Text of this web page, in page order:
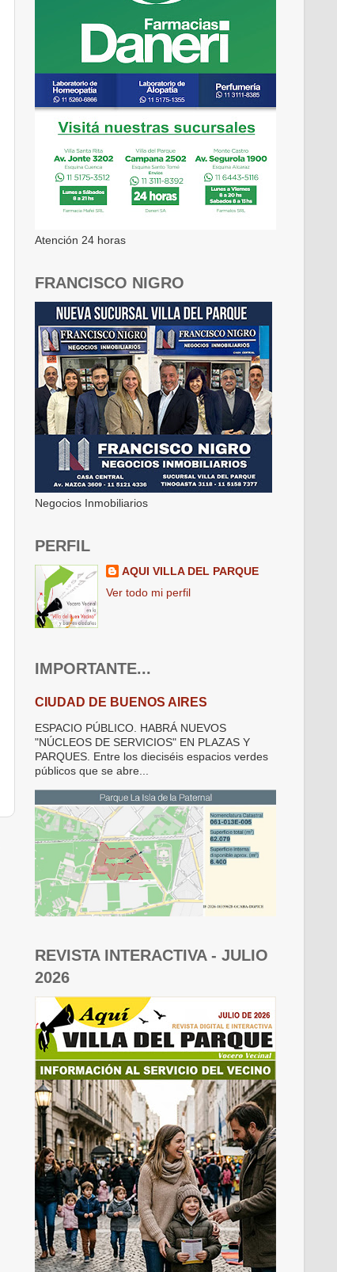
Atención 24 horas
FRANCISCO NIGRO
Negocios Inmobiliarios
PERFIL
AQUI VILLA DEL PARQUE
Ver todo mi perfil
IMPORTANTE...
CIUDAD DE BUENOS AIRES
ESPACIO PÚBLICO. HABRÁ NUEVOS
"NÚCLEOS DE SERVICIOS" EN PLAZAS Y
PARQUES. Entre los dieciséis espacios verdes
públicos que se abre...
REVISTA INTERACTIVA - JULIO
2026